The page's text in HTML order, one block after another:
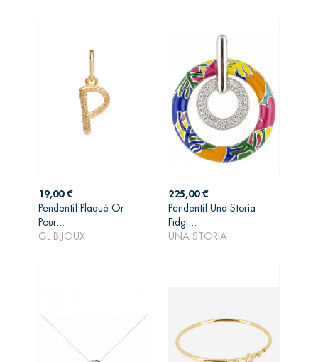
Prix
19,00 €
Pendentif Plaqué Or
Pour...
GL BIJOUX
AJOUTER AU
Prix
225,00 €
Pendentif Una Storia
Fidgi...
UNA STORIA
AJOUTER AU